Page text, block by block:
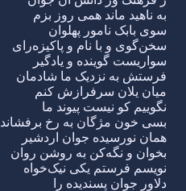
به ناهید ماند همی روز بزم
سوی بابک نامور پهلوان
سخن‌گوی و با نام و پاکیزه‌رای
سواریست گوینده و یادگیر
فرستش به نزدیک ما شادمان
میان یلان سرفرازش کنم
نگوییم کو نیست پیوند ما
بسی خون مژگان به رخ برفشاند
همان نورسیده جوان اردشیر
بخوان و نگه‌کن به روشن روان
نویسم فرستم یکی نیک‌خواه
دلاور جوان پسندیده را